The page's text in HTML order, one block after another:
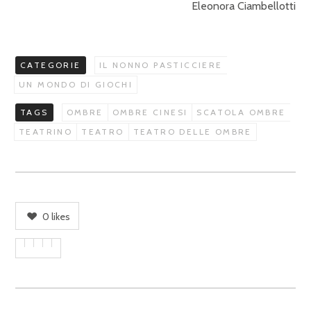
Eleonora Ciambellotti
CATEGORIE
IL NONNO PASTICCIERE
UN MONDO DI GIOCHI
TAGS OMBRE OMBRE CINESI
SCATOLA OMBRE
TEATRINO
TEATRO TEATRO DELLE OMBRE
0 likes